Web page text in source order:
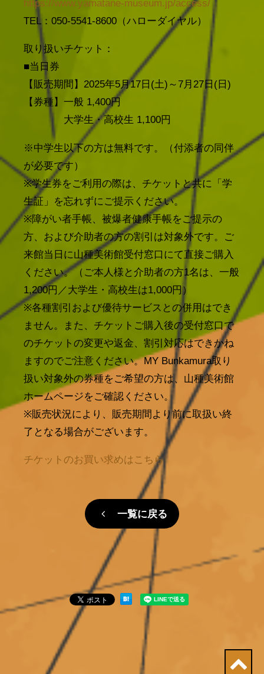
https://www.yamatane-museum.jp/access/
TEL：050-5541-8600（ハローダイヤル）
取り扱いチケット：
■当日券
【販売期間】2025年5月17日(土)～7月27日(日)
【券種】一般 1,400円
大学生・高校生 1,100円
※中学生以下の方は無料です。（付添者の同伴
が必要です）
※学生券をご利用の際は、チケットと共に「学
生証」を忘れずにご提示ください。
※障がい者手帳、被爆者健康手帳をご提示の
方、および介助者の方の割引は対象外です。ご
来館当日に山種美術館受付窓口にて直接ご購入
ください。（ご本人様と介助者の方1名は、一般
1,200円／大学生・高校生は1,000円）
※各種割引および優待サービスとの併用はでき
ません。また、チケットご購入後の受付窓口で
のチケットの変更や返金、割引対応はできかね
ますのでご注意ください。MY Bunkamura取り
扱い対象外の券種をご希望の方は、山種美術館
ホームページをご確認ください。
※販売状況により、販売期間より前に取扱い終
了となる場合がございます。
チケットのお買い求めはこちら
一覧に戻る